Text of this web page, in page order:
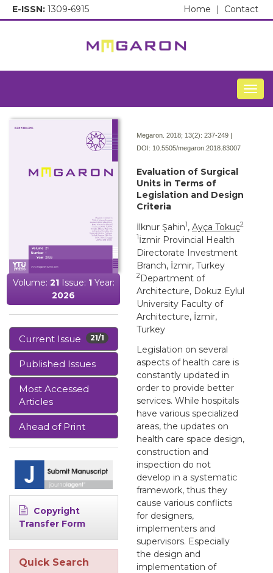
E-ISSN: 1309-6915 Contact
Home |
Volume: 21Issue: 1Year:
2026
21/1
Current Issue
Published Issues
Most Accessed
Articles
Ahead of Print
Copyright
Transfer Form
Quick Search
Megaron. 2018; 13(2): 237-249 |
DOI: 10.5505/megaron.2018.83007
Evaluation of Surgical
Units in Terms of
Legislation and Design
Criteria
İlknur Şahin1, Ayça Tokuç2
1İzmir Provincial Health
Directorate Investment
Branch, İzmir, Turkey
2Department of
Architecture, Dokuz Eylul
University Faculty of
Architecture, İzmir,
Turkey
Legislation on several
aspects of health care is
constantly updated in
order to provide better
services. While hospitals
have various specialized
areas, the updates on
health care space design,
construction and
inspection do not
develop in a systematic
framework, thus they
cause various conflicts
for designers,
implementers and
supervisors. Especially
the design and
implementation of